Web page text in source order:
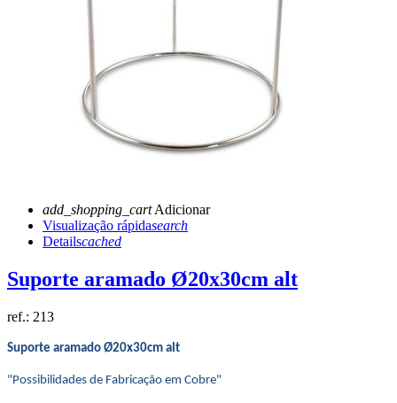
add_shopping_cartAdicionar
Visualização rápidasearch
Detailscached
Suporte aramado Ø20x30cm alt
ref.: 213
Suporte aramado Ø20x30cm alt
"Possibilidades de Fabricação em Cobre"